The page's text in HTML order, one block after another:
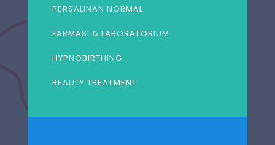
PERSALINAN NORMAL
FARMASI & LABORATORIUM
HYPNOBIRTHING
BEAUTY TREATMENT